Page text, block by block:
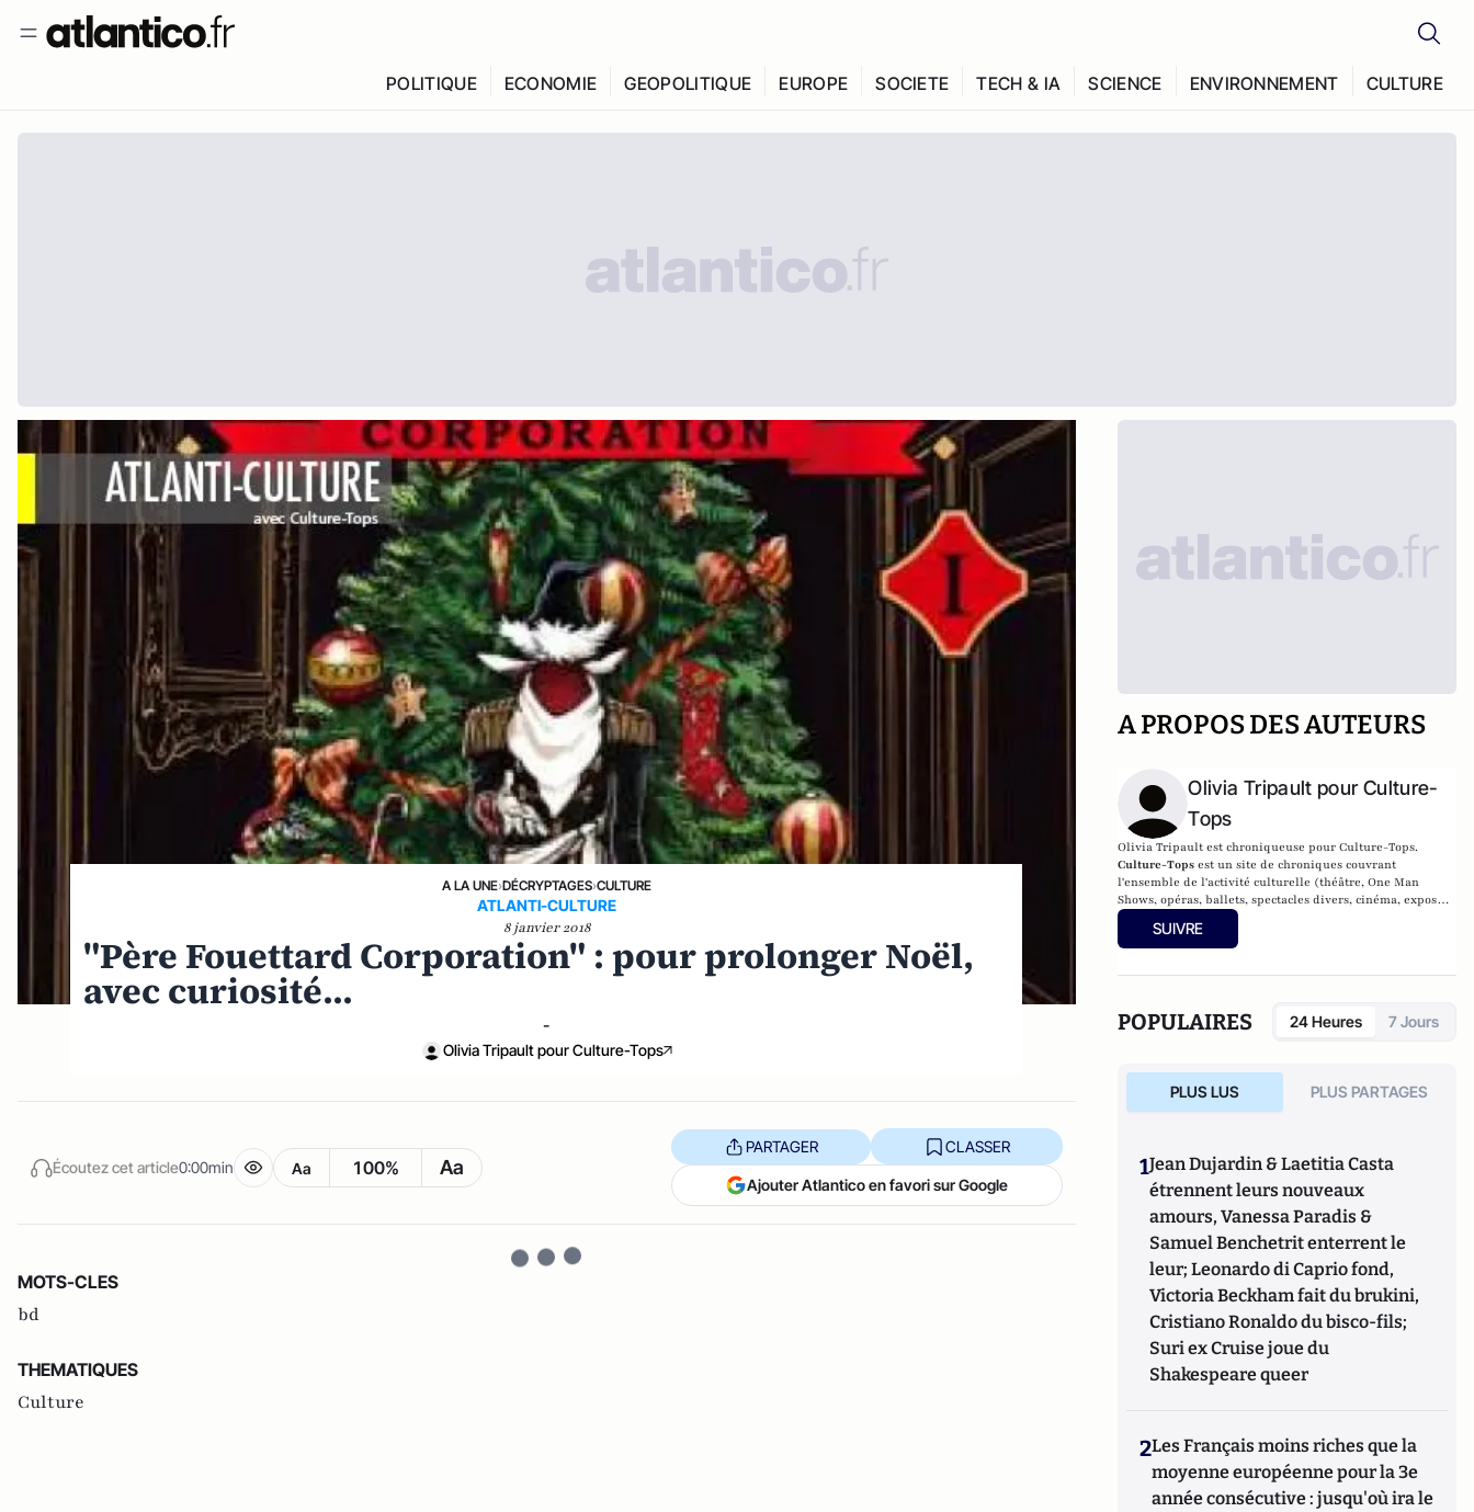
POLITIQUE ECONOMIE GEOPOLITIQUE EUROPE SOCIETE TECH & IA SCIENCE ENVIRONNEMENT CULTURE
A LA UNE›DÉCRYPTAGES›CULTURE
ATLANTI-CULTURE
8 janvier 2018
"Père Fouettard Corporation" : pour prolonger Noël,
avec curiosité...
-
Olivia Tripault pour Culture-Tops
Écoutez cet article0:00min Aa 100% Aa
PARTAGER CLASSER
Ajouter Atlantico en favori sur Google
MOTS-CLES
bd
THEMATIQUES
Culture
A PROPOS DES AUTEURS
Olivia Tripault pour Culture-
Tops
Olivia Tripault est chroniqueuse pour Culture-Tops.
Culture-Tops est un site de chroniques couvrant
l'ensemble de l'activité culturelle (théâtre, One Man
Shows, opéras, ballets, spectacles divers, cinéma, expos,
livres, etc.).
SUIVRE
POPULAIRES 24 Heures 7 Jours
PLUS LUS PLUS PARTAGES
1Jean Dujardin & Laetitia Casta
étrennent leurs nouveaux
amours, Vanessa Paradis &
Samuel Benchetrit enterrent le
leur; Leonardo di Caprio fond,
Victoria Beckham fait du brukini,
Cristiano Ronaldo du bisco-fils;
Suri ex Cruise joue du
Shakespeare queer
2Les Français moins riches que la
moyenne européenne pour la 3e
année consécutive : jusqu'où ira le